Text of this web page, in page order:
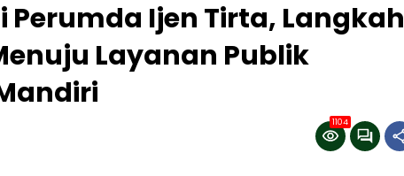
Ijen Tirta, Langkah
Layanan Publik
1104